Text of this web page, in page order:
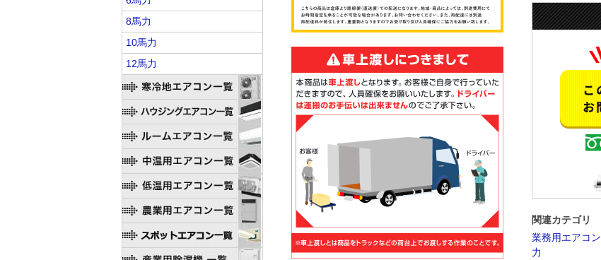
関連カテゴリ
業務用エアコン
力
8馬力
10馬力
12馬力